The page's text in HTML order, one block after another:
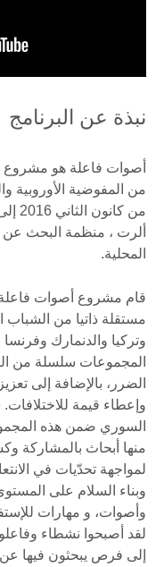
نبذة عن البرنامج
أصوات فاعلة هو مشروع
من المفوضية الأوروبية
ألرت ، منظمة البحث
المحلية.
مستقلة ذاتيا من الشباب
وتركيا والدنمارك وفرنسا
المجموعات سلسلة من
الضرر، بالإضافة إلى
السوري ضمن هذه
منها أبحاث بالمشاركة
لمواجهة تحدّيات في
وبناء السلام على
وأصوات، و مهارات
لقد أصبحوا نشطاء
إلى فرص يبحثون فيها